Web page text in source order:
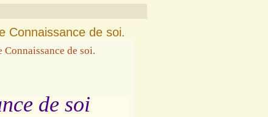
Connaissance de soi.
de soi